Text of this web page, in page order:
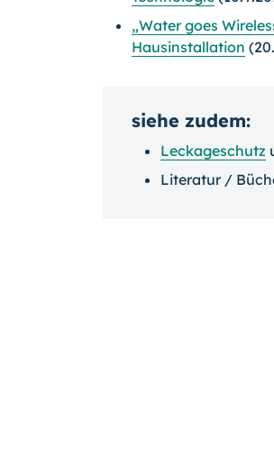
„Water goes
Hausinstallation
siehe zudem:
Leckageschutz
Literatur /